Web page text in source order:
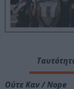
Ούτε Καν / Nope